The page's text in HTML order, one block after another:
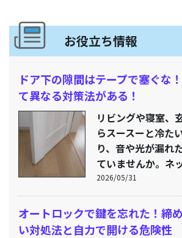
お役立ち情報
ドア下の隙間はテープで塞ぐな
て異なる対策法がある！
リビングや寝室、
らスースーと冷た
り、音や光が漏れ
ていませんか。ネ
2026/05/31
オートロックで鍵を忘れた！締
い対処法と自力で開ける危険性